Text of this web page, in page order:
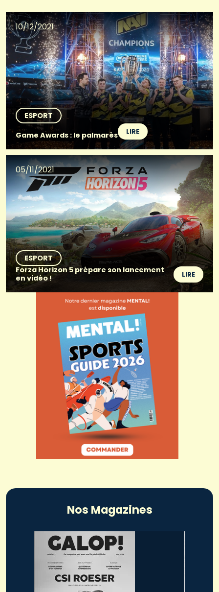
10/12/2021
ESPORT
Game Awards : le palmarès
LIRE
05/11/2021
ESPORT
Forza Horizon 5 prépare son lancement
en vidéo !
LIRE
Nos Magazines